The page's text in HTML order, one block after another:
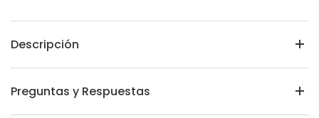
Descripción
Preguntas y Respuestas